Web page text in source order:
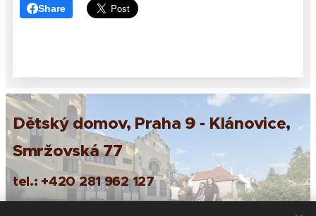
Share
Dětský domov, Praha 9 - Klánovice,
Smržovská 77
tel.: +420 281 962 127